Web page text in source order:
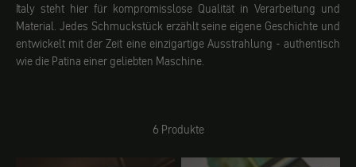
Italy steht hier für kompromisslose Qualität in Verarbeitung und
Material. Jedes Schmuckstück erzählt seine eigene Geschichte und
entwickelt mit der Zeit eine einzigartige Ausstrahlung - authentisch
wie die Patina einer geliebten Maschine.
6 Produkte